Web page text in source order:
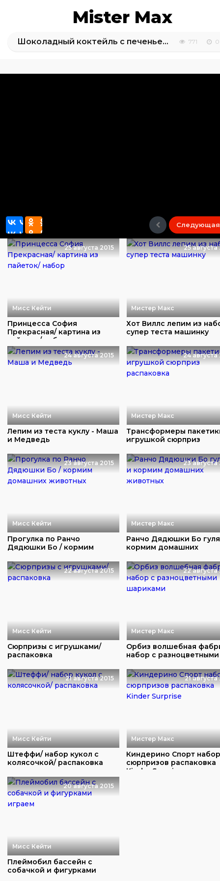
Mister Max
Шоколадный коктейль с печеньем делаем дома 771
Следующая
25 августа 2015
Мисс Кейти
Принцесса София
Прекрасная/ картина из
пайеток/ набор
25 августа
Мистер Макс
Хот Виллс лепим из
супер теста машинку
24 августа 2015
Мисс Кейти
Лепим из теста куклу - Маша
и Медведь
24 августа
Мистер Макс
Трансформеры
игрушкой сюрприз
23 августа 2015
Мисс Кейти
Прогулка по Ранчо
Дядюшки Бо / кормим
23 августа
Мистер Макс
Ранчо Дядюшки Бо
кормим домашних
22 августа 2015
Мисс Кейти
Сюрпризы с игрушками/
распаковка
22 августа
Мистер Макс
Орбиз волшебная
набор c разноцветными
21 августа 2015
Мисс Кейти
Штеффи/ набор кукол с
колясочкой/ распаковка
21 августа
Мистер Макс
Киндерино Спорт
сюрпризов распаковка
Kinder Surprise
20 августа 2015
Мисс Кейти
Плеймобил бассейн с
собачкой и фигурками